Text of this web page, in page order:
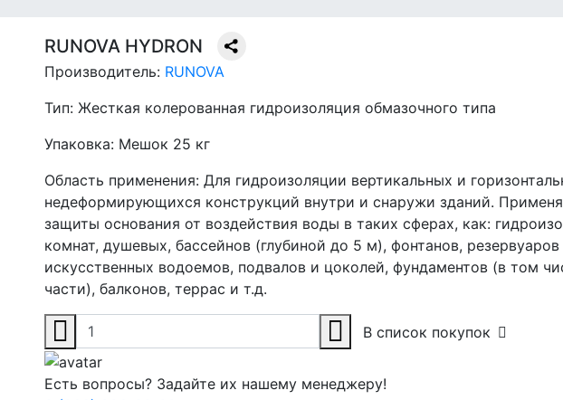
RUNOVA HYDRON
Производитель: RUNOVA
Тип: Жесткая колерованная гидроизоляция обмазочного типа
Упаковка: Мешок 25 кг
Область применения: Для гидроизоляции вертикальных и
недеформирующихся конструкций внутри и снаружи зданий.
защиты основания от воздействия воды в таких сферах, как:
комнат, душевых, бассейнов (глубиной до 5 м), фонтанов,
искусственных водоемов, подвалов и цоколей, фундаментов (в том
части), балконов, террас и т.д.
В список покупок
Есть вопросы? Задайте их нашему менеджеру!